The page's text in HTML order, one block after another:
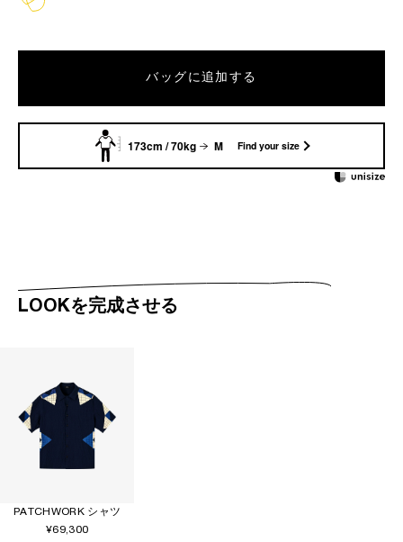
バッグに追加する
173cm / 70kg M Find your size
LOOKを完成させる
PATCHWORK シャツ
¥69,300